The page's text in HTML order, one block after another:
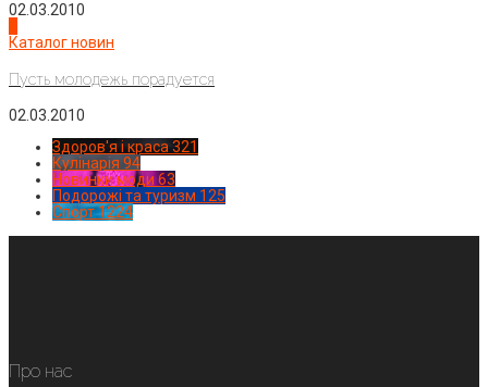
02.03.2010
Каталог новин
Пусть молодежь порадуется
02.03.2010
Здоров'я і краса321
Кулінарія 94
Новинки моди 63
Подорожі та туризм 125
Спорт1224
Про нас